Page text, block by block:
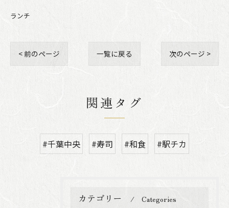
ランチ
< 前のページ 一覧に戻る 次のページ >
関連タグ
#千葉中央 #寿司 #和食 #駅チカ
カテゴリー Categories